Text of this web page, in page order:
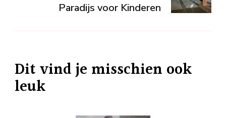
Paradijs voor Kinderen
Dit vind je misschien ook
leuk